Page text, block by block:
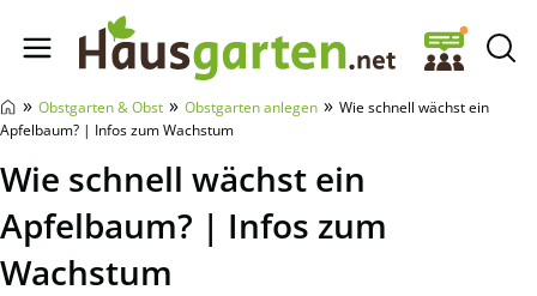
Hausgarten.net
» Obstgarten & Obst » Obstgarten anlegen » Wie schnell wächst ein
Apfelbaum? | Infos zum Wachstum
Wie schnell wächst ein
Apfelbaum? | Infos zum
Wachstum